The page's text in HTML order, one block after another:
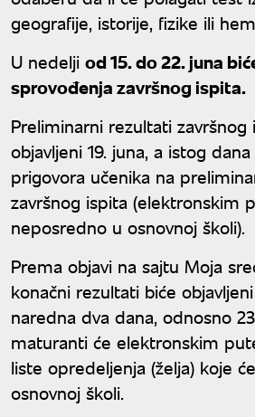
geografije, istorije, fizike ili
U nedelji od 15. do 22. juna
sprovođenja završnog ispita.
Preliminarni rezultati završnog
objavljeni 19. juna, a istog
prigovora učenika na
završnog ispita (elektronskim
neposredno u osnovnoj školi).
Prema objavi na sajtu Moja
konačni rezultati biće
naredna dva dana, odnosno
maturanti će elektronskim
liste opredeljenja (želja) koje
osnovnoj školi.